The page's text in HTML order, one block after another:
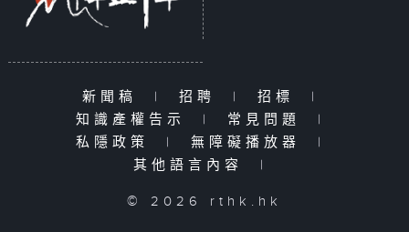
新聞稿 | 招聘 | 招標
|
知識產權告示
| 常見問題
|
私隱政策
| 無障礙播放器
|
其他語言內容
|
© 2026 rthk.hk